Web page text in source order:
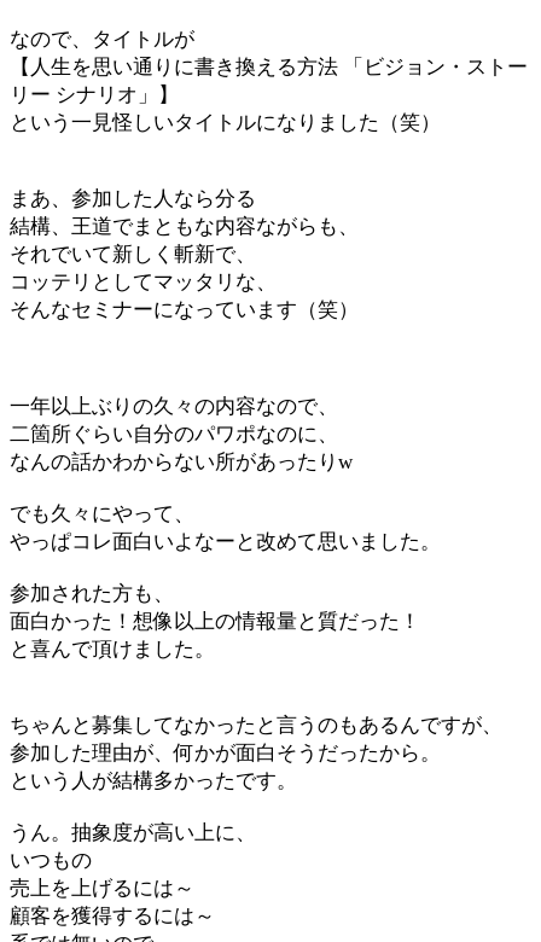
なので、タイトルが
【人生を思い通りに書き換える方法 「ビジョン・ストー
リー シナリオ」】
という一見怪しいタイトルになりました（笑）
まあ、参加した人なら分る
結構、王道でまともな内容ながらも、
それでいて新しく斬新で、
コッテリとしてマッタリな、
そんなセミナーになっています（笑）
一年以上ぶりの久々の内容なので、
二箇所ぐらい自分のパワポなのに、
なんの話かわからない所があったりw
でも久々にやって、
やっぱコレ面白いよなーと改めて思いました。
参加された方も、
面白かった！想像以上の情報量と質だった！
と喜んで頂けました。
ちゃんと募集してなかったと言うのもあるんですが、
参加した理由が、何かが面白そうだったから。
という人が結構多かったです。
うん。抽象度が高い上に、
いつもの
売上を上げるには～
顧客を獲得するには～